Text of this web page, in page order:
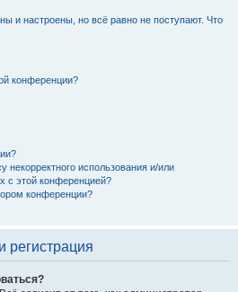
и настроены, но всё равно не поступают. Что
конференции?
некорректного использования и/или
с этой конференцией?
конференции?
регистрация